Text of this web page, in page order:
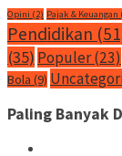
Opini (2) Pajak & Keuangan
Pendidikan
(35) Populer(23)
Bola (9)
Paling Banyak